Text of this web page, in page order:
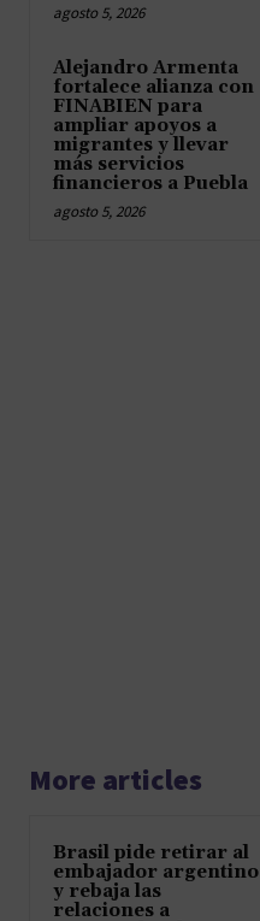
agosto 5, 2026
Alejandro Armenta
fortalece alianza con
FINABIEN para
ampliar apoyos a
migrantes y llevar
más servicios
financieros a Puebla
agosto 5, 2026
More articles
Brasil pide retirar al
embajador argentino
y rebaja las
relaciones a